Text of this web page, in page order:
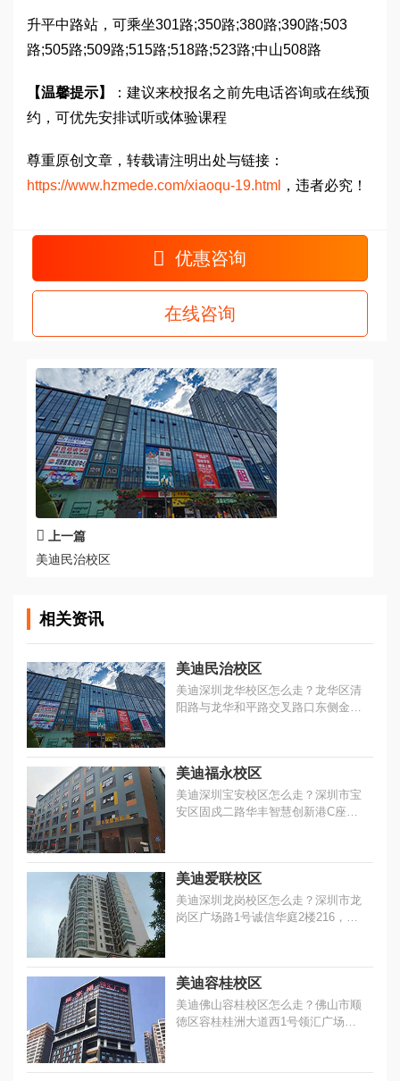
升平中路站，可乘坐301路;350路;380路;390路;503
路;505路;509路;515路;518路;523路;中山508路
【温馨提示】
：建议来校报名之前先电话咨询或在线预
约，可优先安排试听或体验课程
尊重原创文章，转载请注明出处与链接：
https://www.hzmede.com/xiaoqu-19.html
，违者必究！
优惠咨询
在线咨询
上一篇
美迪民治校区
相关资讯
美迪民治校区
美迪深圳龙华校区怎么走？龙华区清
阳路与龙华和平路交叉路口东侧金銮
米。...
美迪福永校区
美迪深圳宝安校区怎么走？深圳市宝
安区固戍二路华丰智慧创新港C座
美迪爱联校区
美迪深圳龙岗校区怎么走？深圳市龙
岗区广场路1号诚信华庭2楼216，乘
美迪容桂校区
美迪佛山容桂校区怎么走？佛山市顺
徳区容桂桂洲大道西1号领汇广场大